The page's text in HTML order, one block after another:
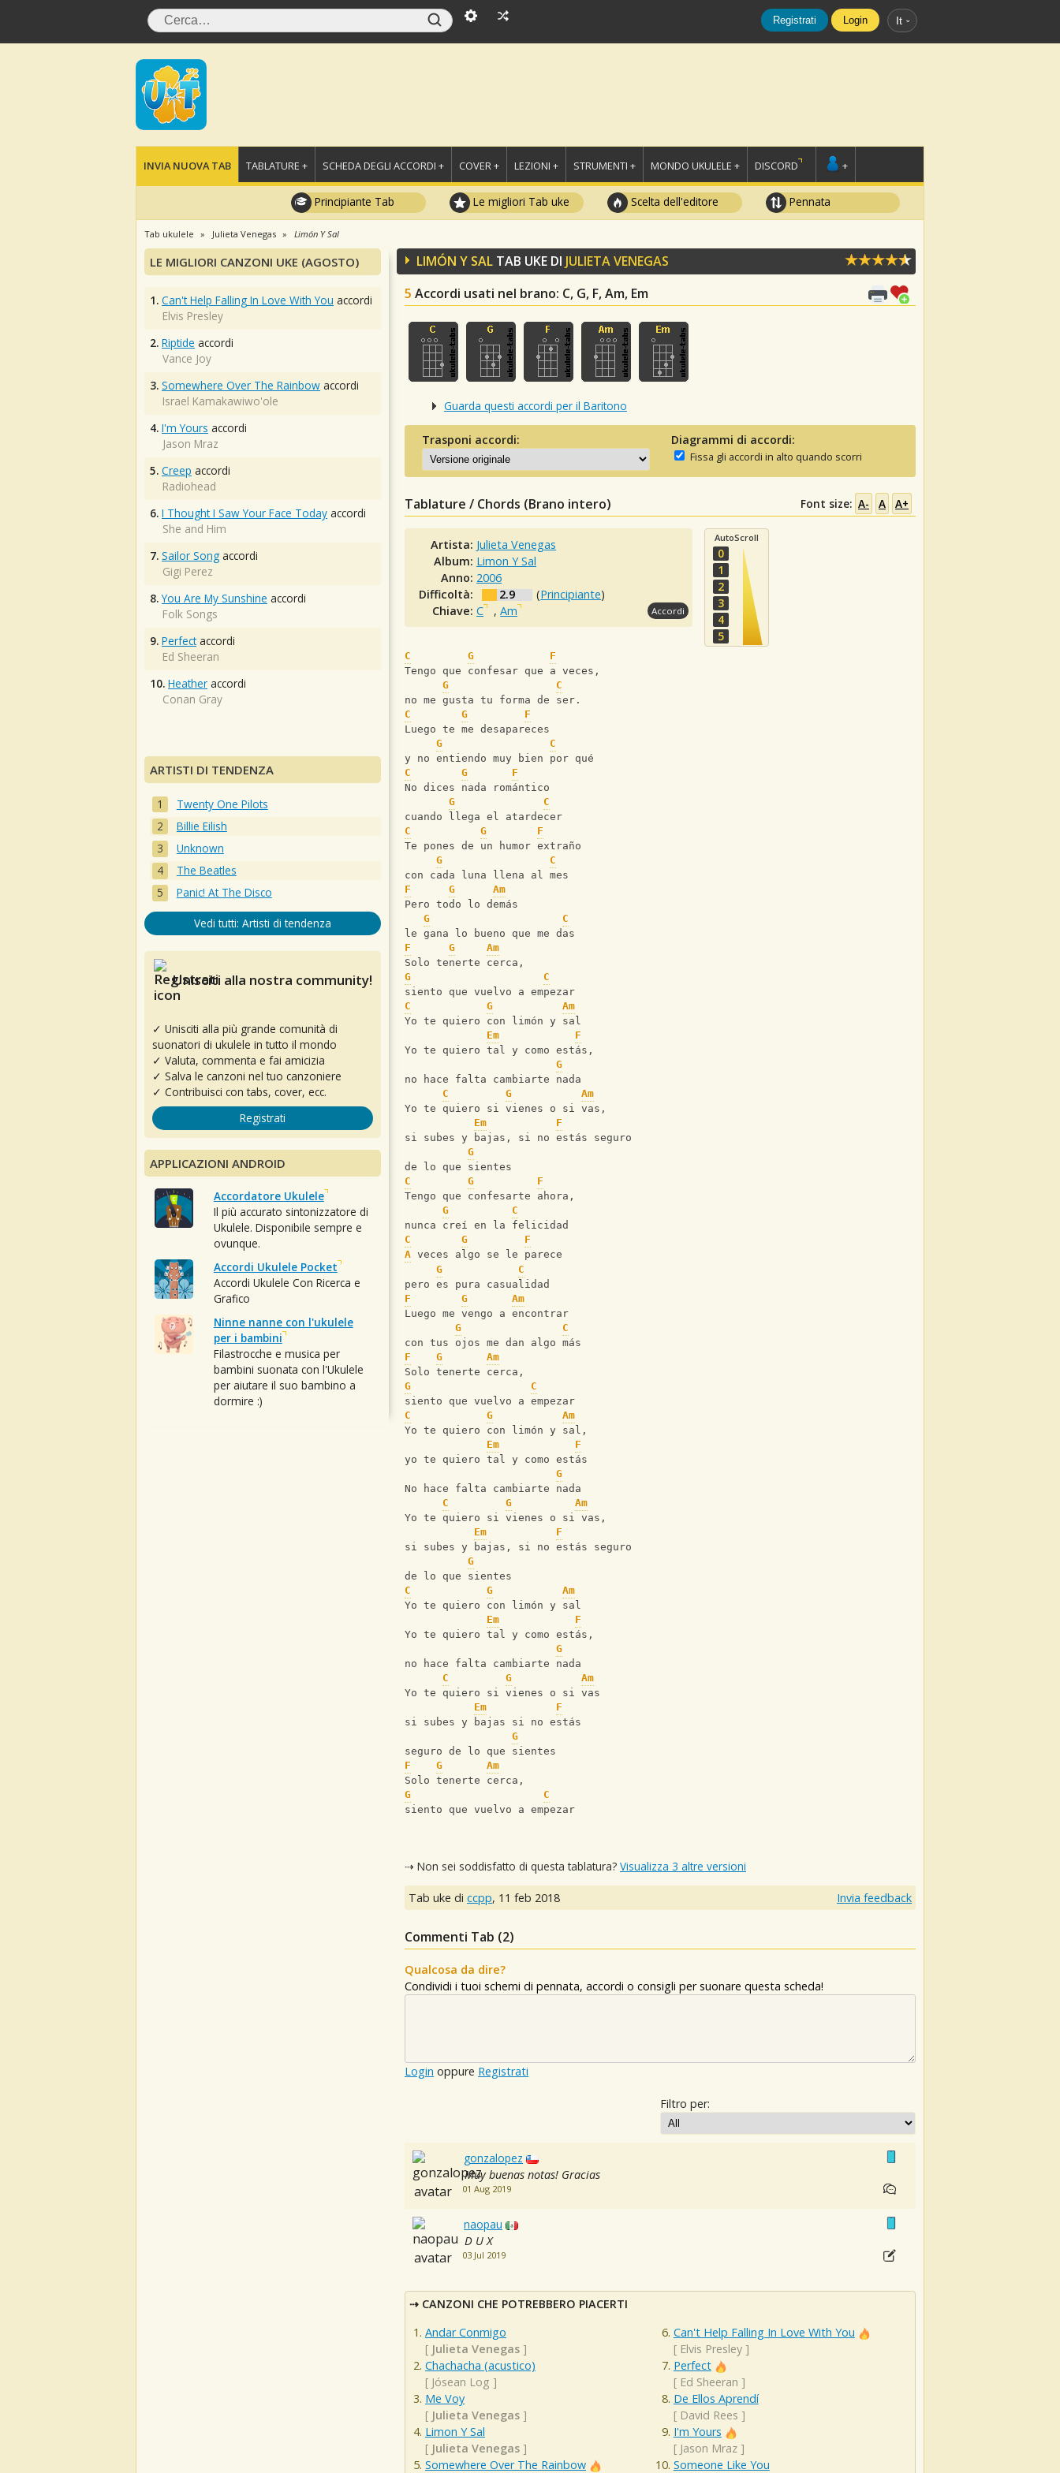
Registrati Login It
INVIA NUOVA TAB TABLATURE + SCHEDA DEGLI ACCORDI + COVER + LEZIONI + STRUMENTI + MONDO UKULELE + DISCORD +
Principiante Tab Le migliori Tab uke Scelta dell'editore Pennata
Tab ukulele Julieta Venegas Limón Y Sal
LIMÓN Y SAL TAB UKE DI JULIETA VENEGAS
5 Accordi usati nel brano: C, G, F, Am, Em
Guarda questi accordi per il Baritono
Trasponi accordi: Diagrammi di accordi:
Fissa gli accordi in alto quando scorri
Tablature / Chords (Brano intero) Font size: A- A A+
Artista: Julieta Venegas
Album: Limon Y Sal
Anno: 2006
Difficoltà:
2.9 (Principiante)
Chiave:C ,Am Accordi
AutoScroll
0
1
2
3
4
5
C G
F
Tengo que confesar que a veces,
G
C
no me gusta tu forma de ser.
C
G
F
Luego te me desapareces
G
C
y no entiendo muy bien por qué
C
G
F
No dices nada romántico
G
C
cuando llega el atardecer
C
G
F
Te pones de un humor extraño
G
C
con cada luna llena al mes
F
G
Am
Pero todo lo demás
G
C
le gana lo bueno que me das
F
G
Am
Solo tenerte cerca,
G
C
siento que vuelvo a empezar
C
G
Am
Yo te quiero con limón y sal
Em
F
Yo te quiero tal y como estás,
G
no hace falta cambiarte nada
C
G
Am
Yo te quiero si vienes o si vas,
Em
F
si subes y bajas, si no estás seguro
G
de lo que sientes
C
G
F
Tengo que confesarte ahora,
G
C
nunca creí en la felicidad
C
G
F
A veces algo se le parece
G
C
pero es pura casualidad
F
G
Am
Luego me vengo a encontrar
G
C
con tus ojos me dan algo más
F
G
Am
Solo tenerte cerca,
G
C
siento que vuelvo a empezar
C
G
Am
Yo te quiero con limón y sal,
Em
F
yo te quiero tal y como estás
G
No hace falta cambiarte nada
C
G
Am
Yo te quiero si vienes o si vas,
Em
F
si subes y bajas, si no estás seguro
G
de lo que sientes
C
G
Am
Yo te quiero con limón y sal
Em
F
Yo te quiero tal y como estás,
G
no hace falta cambiarte nada
C
G
Am
Yo te quiero si vienes o si vas
Em
F
si subes y bajas si no estás
G
seguro de lo que sientes
F
G
Am
Solo tenerte cerca,
G
C
siento que vuelvo a empezar
⇢ Non sei soddisfatto di questa tablatura? Visualizza 3 altre versioni
Tab uke di ccpp, 11 feb 2018 Invia feedback
Commenti Tab (2)
Qualcosa da dire?
Condividi i tuoi schemi di pennata, accordi o consigli per suonare questa scheda!
Login oppure Registrati
Filtro per:
gonzalopez
Muy buenas notas! Gracias
01 Aug 2019
naopau
D U X
03 Jul 2019
CANZONI CHE POTREBBERO PIACERTI
Andar Conmigo
[ Julieta Venegas ]
Chachacha (acustico)
[ Jósean Log ]
Me Voy
[ Julieta Venegas ]
Limon Y Sal
[ Julieta Venegas ]
Somewhere Over The Rainbow
Can't Help Falling In Love With You
[ Elvis Presley]
Perfect
[ Ed Sheeran ]
De Ellos Aprendí
[ David Rees ]
I'm Yours
[ Jason Mraz]
Someone Like You
LE MIGLIORI CANZONI UKE (AGOSTO)
1. Can't Help Falling In Love With You accordi
Elvis Presley
2. Riptide accordi
Vance Joy
3. Somewhere Over The Rainbow accordi
Israel Kamakawiwo'ole
4. I'm Yours accordi
Jason Mraz
5. Creep accordi
Radiohead
6. I Thought I Saw Your Face Today accordi
She and Him
7. Sailor Song accordi
Gigi Perez
8. You Are My Sunshine accordi
Folk Songs
9. Perfectaccordi
Ed Sheeran
10. Heather accordi
Conan Gray
ARTISTI DI TENDENZA
Twenty One Pilots
Billie Eilish
Unknown
The Beatles
Panic! At The Disco
Vedi tutti: Artisti di tendenza
Unisciti alla nostra community!
✓ Unisciti alla più grande comunità di
suonatori di ukulele in tutto il mondo
✓ Valuta, commenta e fai amicizia
✓ Salva le canzoni nel tuo canzoniere
✓ Contribuisci con tabs, cover, ecc.
Registrati
APPLICAZIONI ANDROID
Accordatore Ukulele
Il più accurato sintonizzatore di
Ukulele. Disponibile sempre e
ovunque.
Accordi Ukulele Pocket
Accordi Ukulele Con Ricerca e
Grafico
Ninne nanne con l'ukulele
per i bambini
Filastrocche e musica per
bambini suonata con l'Ukulele
per aiutare il suo bambino a
dormire :)